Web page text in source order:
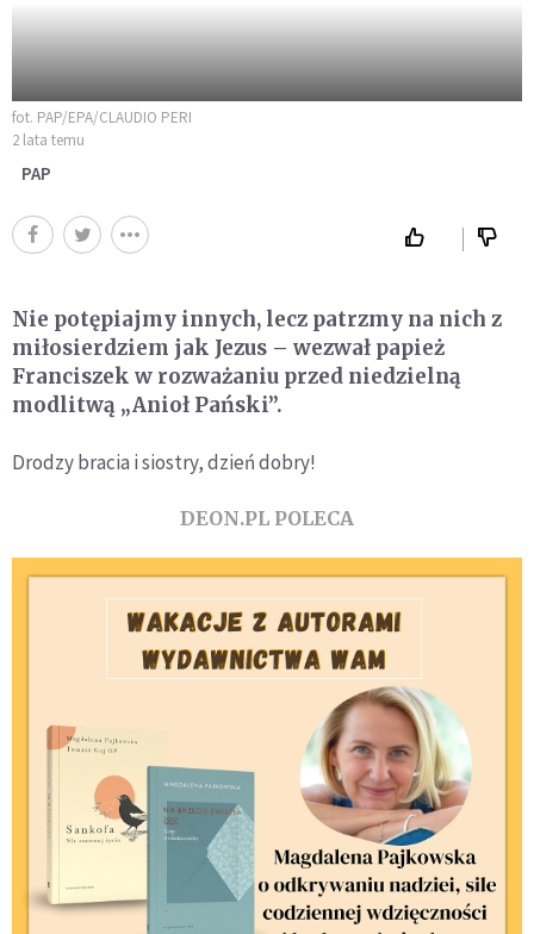
fot. PAP/EPA/CLAUDIO PERI
2 lata temu
PAP
Nie potępiajmy innych, lecz patrzmy na nich z
miłosierdziem jak Jezus – wezwał papież
Franciszek w rozważaniu przed niedzielną
modlitwą „Anioł Pański”.
Drodzy bracia i siostry, dzień dobry!
DEON.PL POLECA